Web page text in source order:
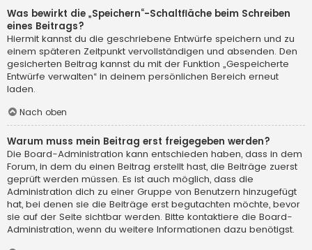
Was bewirkt die „Speichern“-Schaltfläche beim Schreiben
eines Beitrags?
Hiermit kannst du die geschriebene Entwürfe speichern und zu
einem späteren Zeitpunkt vervollständigen und absenden. Den
gesicherten Beitrag kannst du mit der Funktion „Gespeicherte
Entwürfe verwalten“ in deinem persönlichen Bereich erneut
laden.
Nach oben
Warum muss mein Beitrag erst freigegeben werden?
Die Board-Administration kann entschieden haben, dass in dem
Forum, in dem du einen Beitrag erstellt hast, die Beiträge zuerst
geprüft werden müssen. Es ist auch möglich, dass die
Administration dich zu einer Gruppe von Benutzern hinzugefügt
hat, bei denen sie die Beiträge erst begutachten möchte, bevor
sie auf der Seite sichtbar werden. Bitte kontaktiere die Board-
Administration, wenn du weitere Informationen dazu benötigst.